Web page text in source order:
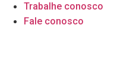
Trabalhe conosco
Fale conosco